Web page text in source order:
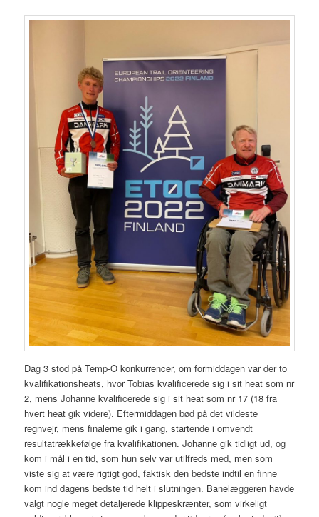
Dag 3 stod på Temp-O konkurrencer, om formiddagen var der to
kvalifikationsheats, hvor Tobias kvalificerede sig i sit heat som nr
2, mens Johanne kvalificerede sig i sit heat som nr 17 (18 fra
hvert heat gik videre). Eftermiddagen bød på det vildeste
regnvejr, mens finalerne gik i gang, startende i omvendt
resultatrækkefølge fra kvalifikationen. Johanne gik tidligt ud, og
kom i mål i en tid, som hun selv var utilfreds med, men som
viste sig at være rigtigt god, faktisk den bedste indtil en finne
kom ind dagens bedste tid helt i slutningen. Banelæggeren havde
valgt nogle meget detaljerede klippeskrænter, som virkeligt